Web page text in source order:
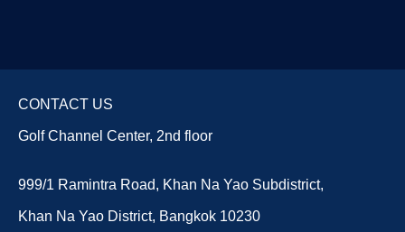
CONTACT US
Golf Channel Center, 2nd floor
999/1 Ramintra Road, Khan Na Yao Subdistrict,
Khan Na Yao District, Bangkok 10230